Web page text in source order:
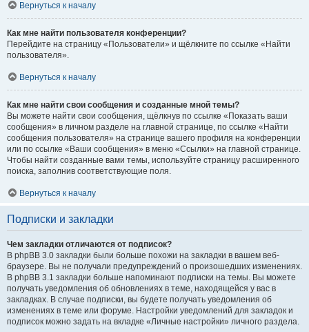
Вернуться к началу
Как мне найти пользователя конференции?
Перейдите на страницу «Пользователи» и щёлкните по ссылке «Найти
пользователя».
Вернуться к началу
Как мне найти свои сообщения и созданные мной темы?
Вы можете найти свои сообщения, щёлкнув по ссылке «Показать ваши
сообщения» в личном разделе на главной странице, по ссылке «Найти
сообщения пользователя» на странице вашего профиля на конференции
или по ссылке «Ваши сообщения» в меню «Ссылки» на главной странице.
Чтобы найти созданные вами темы, используйте страницу расширенного
поиска, заполнив соответствующие поля.
Вернуться к началу
Подписки и закладки
Чем закладки отличаются от подписок?
В phpBB 3.0 закладки были больше похожи на закладки в вашем веб-
браузере. Вы не получали предупреждений о произошедших изменениях.
В phpBB 3.1 закладки больше напоминают подписки на темы. Вы можете
получать уведомления об обновлениях в теме, находящейся у вас в
закладках. В случае подписки, вы будете получать уведомления об
изменениях в теме или форуме. Настройки уведомлений для закладок и
подписок можно задать на вкладке «Личные настройки» личного раздела.